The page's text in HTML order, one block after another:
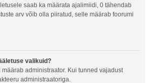
saab ka määrata ajalimiidi, 0 tähendab
arv võib olla piiratud, selle määrab foorumi
valikuid?
administraator. Kui tunned vajadust
administraatoriga.